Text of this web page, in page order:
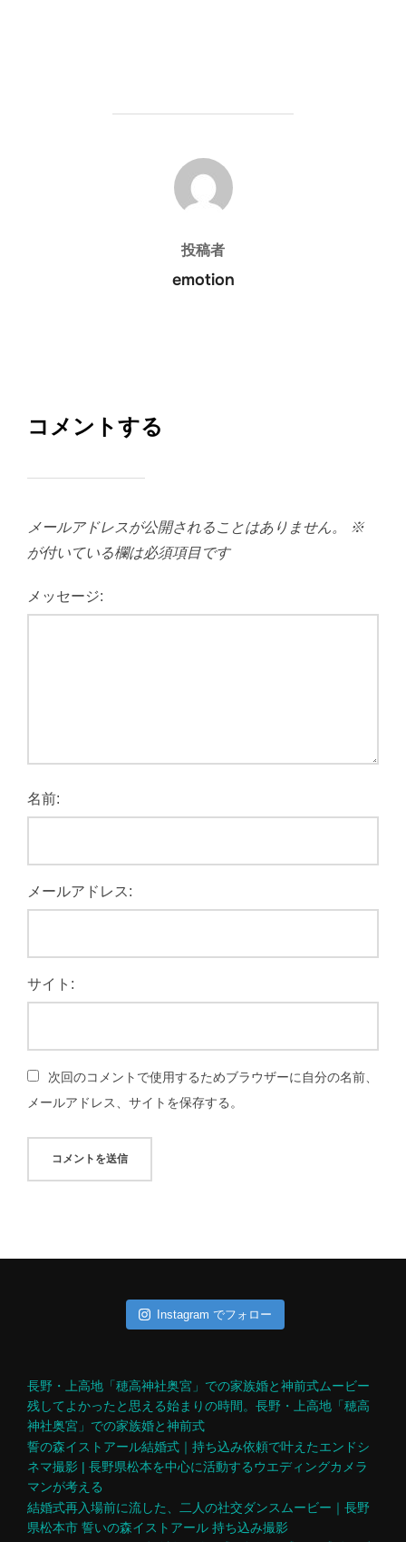
投稿者
投稿者
emotion
コメントする
メールアドレスが公開されることはありません。
※
が付いている欄は必須項目です
メッセージ:
名前:
メールアドレス:
サイト:
次回のコメントで使用するためブラウザーに自分の名前、
メールアドレス、サイトを保存する。
Instagram でフォロー
長野・上高地「穂高神社奥宮」での家族婚と神前式ムービー
残してよかったと思える始まりの時間。長野・上高地「穂高
神社奥宮」での家族婚と神前式
誓の森イストアール結婚式｜持ち込み依頼で叶えたエンドシ
ネマ撮影 | 長野県松本を中心に活動するウエディングカメラ
マンが考える
結婚式再入場前に流した、二人の社交ダンスムービー｜長野
県松本市 誓いの森イストアール 持ち込み撮影